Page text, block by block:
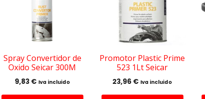
Spray Convertidor de
Oxido Seicar 300M
9,83 € Iva incluido
Promotor Plastic Prime
523 1Lt Seicar
23,96 € Iva incluido